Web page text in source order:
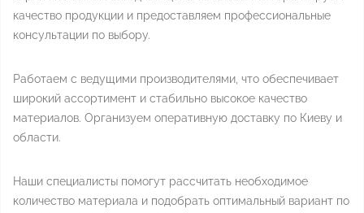
качество продукции и предоставляем профессиональные
консультации по выбору.
Работаем с ведущими производителями, что обеспечивает
широкий ассортимент и стабильно высокое качество
материалов. Организуем оперативную доставку по Киеву и
области.
Наши специалисты помогут рассчитать необходимое
количество материала и подобрать оптимальный вариант по